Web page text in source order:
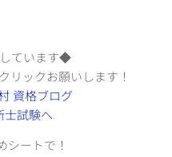
ています◆
リックお願いします！
シートで！